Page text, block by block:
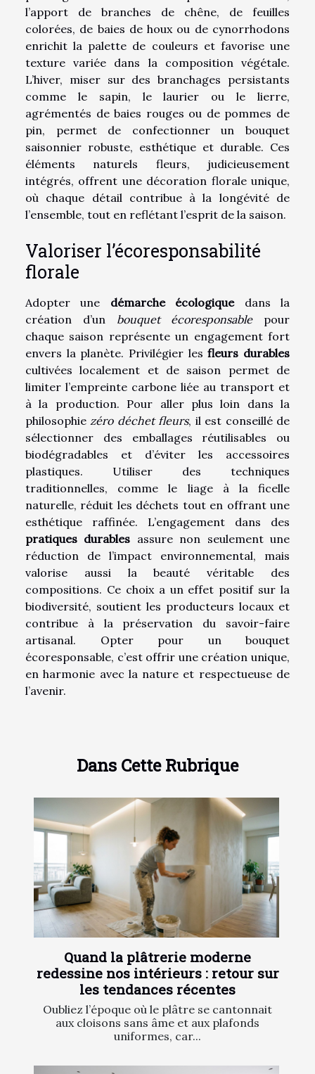
l’apport de branches de chêne, de feuilles
colorées, de baies de houx ou de cynorrhodons
enrichit la palette de couleurs et favorise une
texture variée dans la composition végétale.
L’hiver, miser sur des branchages persistants
comme le sapin, le laurier ou le lierre,
agrémentés de baies rouges ou de pommes de
pin, permet de confectionner un bouquet
saisonnier robuste, esthétique et durable. Ces
éléments naturels fleurs, judicieusement
intégrés, offrent une décoration florale unique,
où chaque détail contribue à la longévité de
l’ensemble, tout en reflétant l’esprit de la saison.
Valoriser l’écoresponsabilité
florale
Adopter une démarche écologiquedans la
création d’un bouquet écoresponsablepour
chaque saison représente un engagement fort
envers la planète. Privilégier lesfleurs durables
cultivées localement et de saison permet de
limiter l’empreinte carbone liée au transport et
à la production. Pour aller plus loin dans la
philosophie zéro déchet fleurs, il est conseillé de
sélectionner des emballages réutilisables ou
biodégradables et d’éviter les accessoires
plastiques. Utiliser des techniques
traditionnelles, comme le liage à la ficelle
naturelle, réduit les déchets tout en offrant une
esthétique raffinée. L’engagement dans des
pratiques durables assure non seulement une
réduction de l’impact environnemental, mais
valorise aussi la beauté véritable des
compositions. Ce choix a un effet positif sur la
biodiversité, soutient les producteurs locaux et
contribue à la préservation du savoir-faire
artisanal. Opter pour un bouquet
écoresponsable, c’est offrir une création unique,
en harmonie avec la nature et respectueuse de
l’avenir.
Dans Cette Rubrique
Quand la plâtrerie moderne
redessine nos intérieurs : retour sur
les tendances récentes
Oubliez l’époque où le plâtre se cantonnait
aux cloisons sans âme et aux plafonds
uniformes, car...